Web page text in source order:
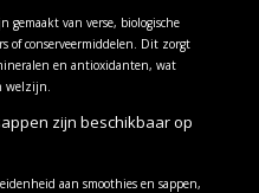
gemaakt van verse, biologische
of conserveermiddelen. Dit zorgt
en antioxidanten, wat
welzijn.
zijn beschikbaar op
aan smoothies en sappen,